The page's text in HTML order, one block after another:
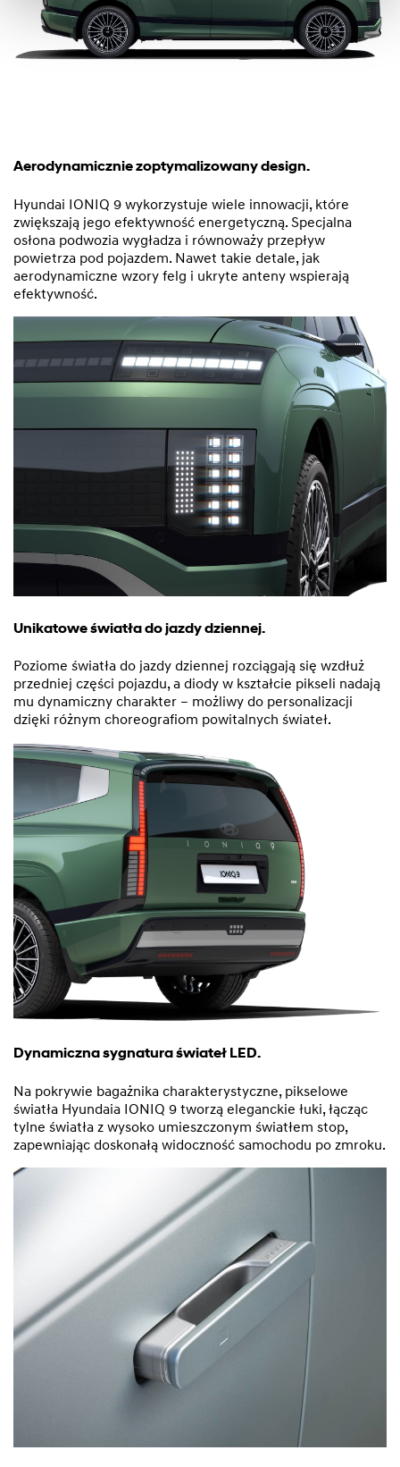
Aerodynamicznie zoptymalizowany design.
Hyundai IONIQ 9 wykorzystuje wiele innowacji, które
zwiększają jego efektywność energetyczną. Specjalna
osłona podwozia wygładza i równoważy przepływ
powietrza pod pojazdem. Nawet takie detale, jak
aerodynamiczne wzory felg i ukryte anteny wspierają
efektywność.
Unikatowe światła do jazdy dziennej.
Poziome światła do jazdy dziennej rozciągają się wzdłuż
przedniej części pojazdu, a diody w kształcie pikseli nadają
mu dynamiczny charakter – możliwy do personalizacji
dzięki różnym choreografiom powitalnych świateł.
Dynamiczna sygnatura świateł LED.
Na pokrywie bagażnika charakterystyczne, pikselowe
światła Hyundaia IONIQ 9 tworzą eleganckie łuki, łącząc
tylne światła z wysoko umieszczonym światłem stop,
zapewniając doskonałą widoczność samochodu po zmroku.